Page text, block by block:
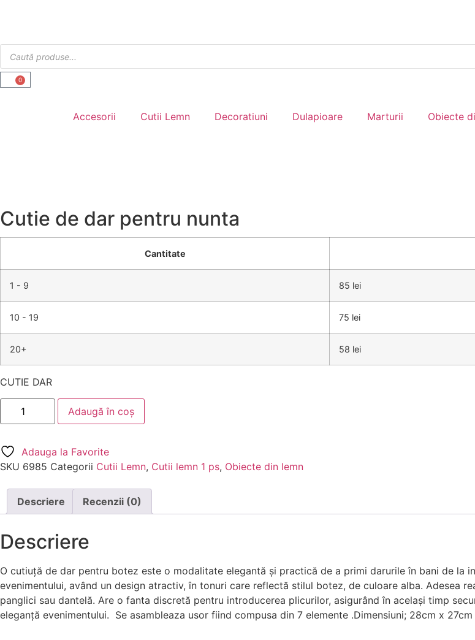
0
Accesorii Cutii Lemn Decoratiuni Dulapioare Marturii Obiecte
Cutie de dar pentru nunta
Cantitate
1 - 9 85 lei
10 - 19 75 lei
20+ 58 lei
CUTIE DAR
Adaugă în coș
Adauga la Favorite
SKU 6985 Categorii Cutii Lemn, Cutii lemn 1 ps, Obiecte din lemn
Descriere Recenzii (0)
Descriere
O cutiuță de dar pentru botez este o modalitate elegantă și practică de a primi darurile în bani de la
evenimentului, având un design atractiv, în tonuri care reflectă stilul botez, de culoare alba. Adesea
panglici sau dantelă. Are o fanta discretă pentru introducerea plicurilor, asigurând în același timp
eleganță evenimentului. Se asambleaza usor fiind compusa din 7 elemente .Dimensiuni; 28cm x